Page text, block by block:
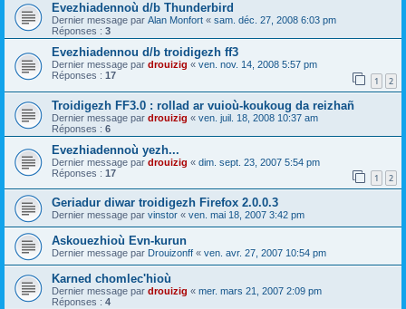
Evezhiadennoù d/b Thunderbird
Dernier message par Alan Monfort « sam. déc. 27, 2008 6:03 pm
Réponses : 3
Evezhiadennou d/b troidigezh ff3
Dernier message par drouizig « ven. nov. 14, 2008 5:57 pm
Réponses : 17 1 2
Troidigezh FF3.0 : rollad ar vuioù-koukoug da reizhañ
Dernier message par drouizig « ven. juil. 18, 2008 10:37 am
Réponses : 6
Evezhiadennoù yezh...
Dernier message par drouizig « dim. sept. 23, 2007 5:54 pm
Réponses : 17 1 2
Geriadur diwar troidigezh Firefox 2.0.0.3
Dernier message par vinstor « ven. mai 18, 2007 3:42 pm
Askouezhioù Evn-kurun
Dernier message par Drouizonff « ven. avr. 27, 2007 10:54 pm
Karned chomlec'hioù
Dernier message par drouizig « mer. mars 21, 2007 2:09 pm
Réponses : 4